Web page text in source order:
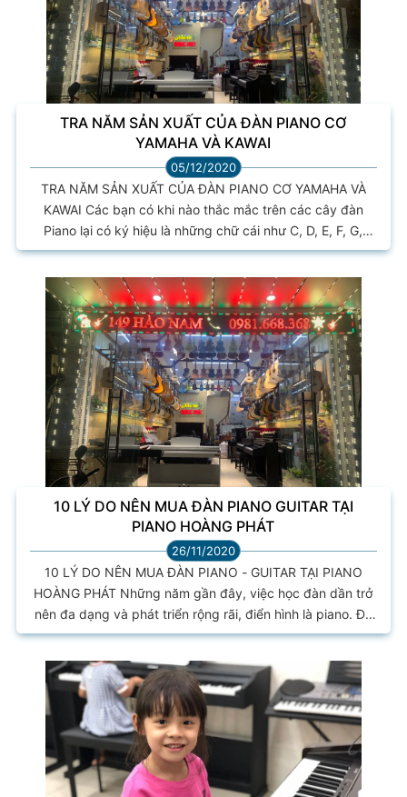
TRA NĂM SẢN XUẤT CỦA ĐÀN PIANO CƠ
YAMAHA VÀ KAWAI
05/12/2020
TRA NĂM SẢN XUẤT CỦA ĐÀN PIANO CƠ YAMAHA VÀ
KAWAI Các bạn có khi nào thắc mắc trên các cây đàn
Piano lại có ký hiệu là những chữ cái như C, D, E, F, G,
H....? Hôm nay Piano Hoàng Phát sẽ giúp bạn hiểu rõ hơn
trên những ký hiệu đó. Đàn Piano đứng - Upright Piano
Yamaha Đối với đàn Upright Piano Yamaha (Đàn piano
đứng), số sê-ri được...
10 LÝ DO NÊN MUA ĐÀN PIANO GUITAR TẠI
PIANO HOÀNG PHÁT
26/11/2020
10 LÝ DO NÊN MUA ĐÀN PIANO - GUITAR TẠI PIANO
HOÀNG PHÁT Những năm gần đây, việc học đàn dần trở
nên đa dạng và phát triển rộng rãi, điển hình là piano. Để
phục vụ cho nhu cầu của người tiêu dùng, Công ty Nhạc
cho người yêu nhạc các sản phẩm chính hãng như piano
cơ, piano điện, piano giả cơ, organ, guitar, guitar electric,
electone, kèn, trống,...